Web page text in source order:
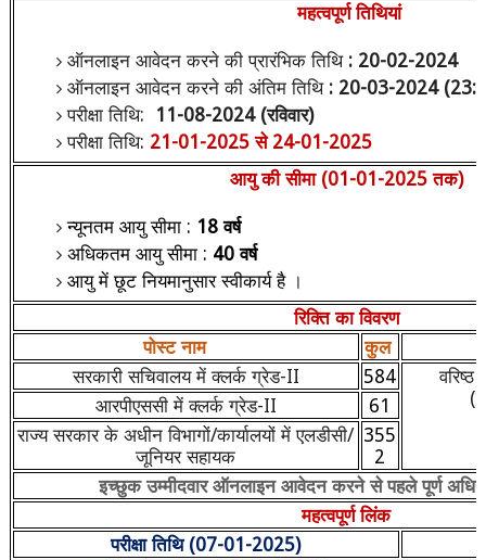
महत्वपूर्ण तिथियां
ऑनलाइन आवेदन करने की प्रारंभिक तिथि : 20-02-2024
ऑनलाइन आवेदन करने की अंतिम तिथि : 20-03-2024
परीक्षा तिथि:
11-08-2024 (रविवार)
परीक्षा तिथि: 21-01-2025से 24-01-2025
आयु की सीमा (01-01-2025तक)
न्यूनतम आयु सीमा : 18वर्ष
अधिकतम आयु सीमा : 40वर्ष
आयु में छूट नियमानुसार स्वीकार्य है ।
रिक्ति काविवरण
पोस्ट नाम
कुल
सरकारी सचिवालय में क्लर्क ग्रेड-II 584
वरिष्ठ
आरपीएससी में क्लर्क ग्रेड-II
61
राज्य सरकार के अधीन विभागों/कार्यालयों में एलडीसी/
जूनियर सहायक
355
2
इच्छुक उम्मीदवार ऑनलाइन आवेदन करने से पहले पूर्ण
महत्वपूर्ण लिंक
परीक्षा तिथि (07-01-2025)